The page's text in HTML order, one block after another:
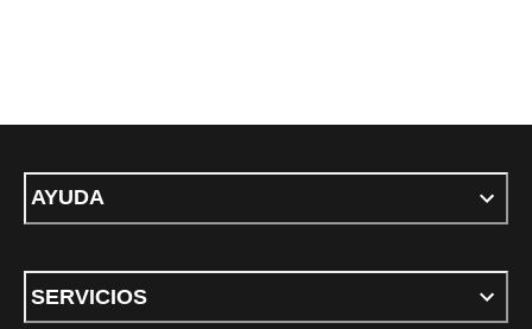
AYUDA
SERVICIOS